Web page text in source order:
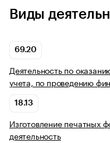
Виды
69.20
Деятельность по
учета, по проведению
18.13
Изготовление печатных
деятельность